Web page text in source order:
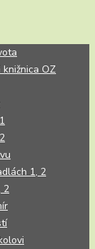
OZ
1, 2
2